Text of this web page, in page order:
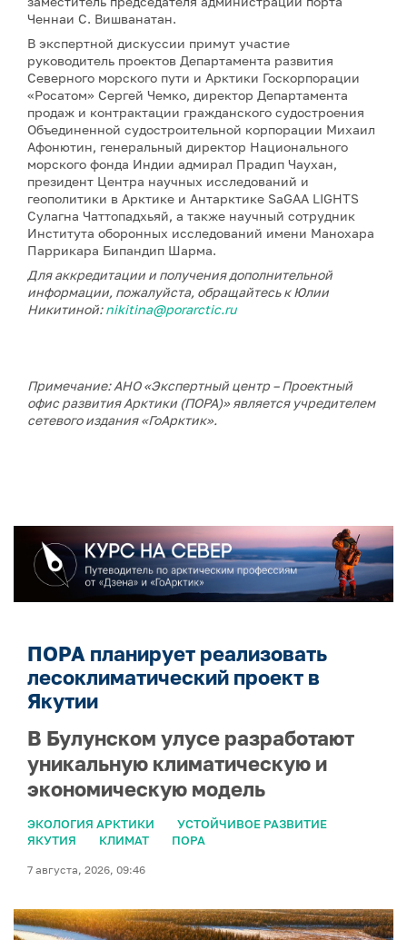
Ченнаи С. Вишванатан.
В экспертной дискуссии примут участие
руководитель проектов Департамента развития
Северного морского пути и Арктики Госкорпорации
«Росатом» Сергей Чемко, директор Департамента
продаж и контрактации гражданского судостроения
Объединенной судостроительной корпорации Михаил
Афонютин, генеральный директор Национального
морского фонда Индии адмирал Прадип Чаухан,
президент Центра научных исследований и
геополитики в Арктике и Антарктике SaGAA LIGHTS
Сулагна Чаттопадхьяй, а также научный сотрудник
Института оборонных исследований имени Манохара
Паррикара Бипандип Шарма.
Для аккредитации и получения дополнительной
информации, пожалуйста, обращайтесь к Юлии
Никитиной:nikitina@porarctic.ru
Примечание: АНО «Экспертный центр – Проектный
офис развития Арктики (ПОРА)» является учредителем
сетевого издания «ГоАрктик».
ПОРА планирует реализовать
лесоклиматический проект в
Якутии
В Булунском улусе разработают
уникальную климатическую и
экономическую модель
ЭКОЛОГИЯ АРКТИКИ
УСТОЙЧИВОЕ РАЗВИТИЕ
ЯКУТИЯ
КЛИМАТ ПОРА
7 августа, 2026, 09:46